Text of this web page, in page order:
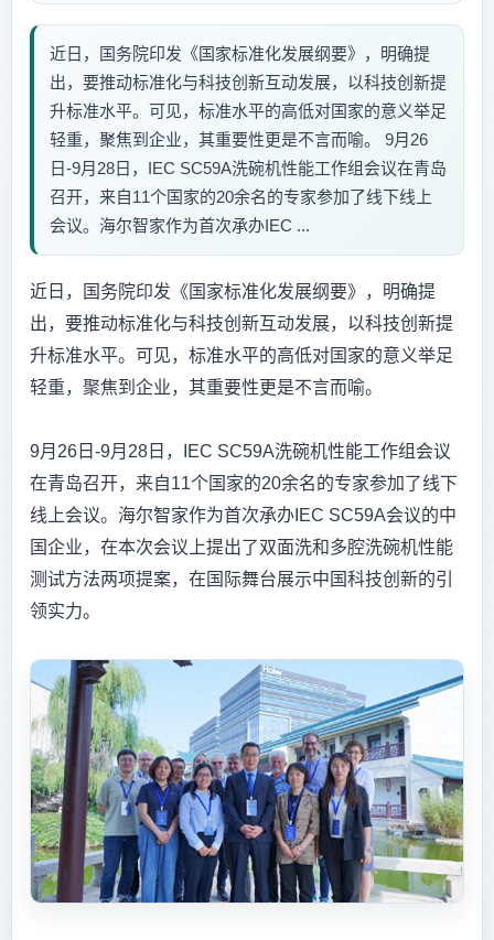
近日，国务院印发《国家标准化发展纲要》，明确提
出，要推动标准化与科技创新互动发展，以科技创新提
升标准水平。可见，标准水平的高低对国家的意义举足
轻重，聚焦到企业，其重要性更是不言而喻。 9月26
日-9月28日，IEC SC59A洗碗机性能工作组会议在青岛
召开，来自11个国家的20余名的专家参加了线下线上
会议。海尔智家作为首次承办IEC ...
近日，国务院印发《国家标准化发展纲要》，明确提
出，要推动标准化与科技创新互动发展，以科技创新提
升标准水平。可见，标准水平的高低对国家的意义举足
轻重，聚焦到企业，其重要性更是不言而喻。
9月26日-9月28日，IEC SC59A洗碗机性能工作组会议
在青岛召开，来自11个国家的20余名的专家参加了线下
线上会议。海尔智家作为首次承办IEC SC59A会议的中
国企业，在本次会议上提出了双面洗和多腔洗碗机性能
测试方法两项提案，在国际舞台展示中国科技创新的引
领实力。